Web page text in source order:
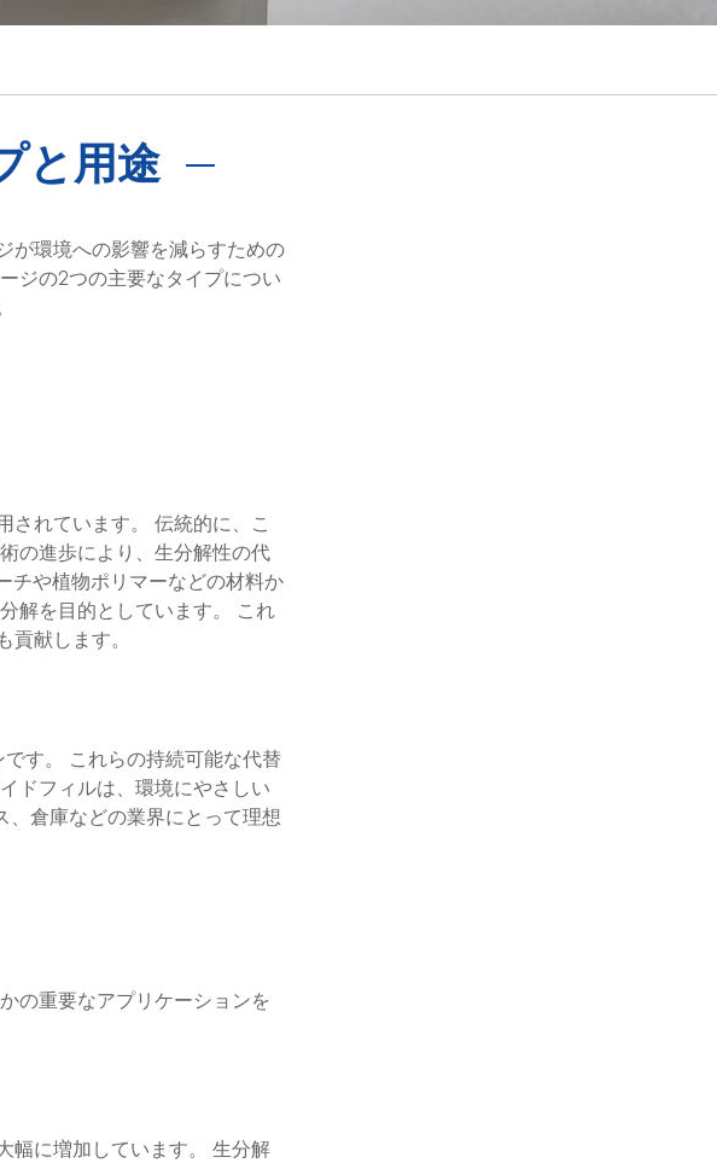
português
と用途
が環境への影響を減らすための
ジの2つの主要なタイプについ
されています。 伝統的に、こ
の進歩により、生分解性の代
チや植物ポリマーなどの材料か
解を目的としています。 これ
献します。
す。 これらの持続可能な代替
ドフィルは、環境にやさしい
、倉庫などの業界にとって理想
の重要なアプリケーションを
幅に増加しています。 生分解